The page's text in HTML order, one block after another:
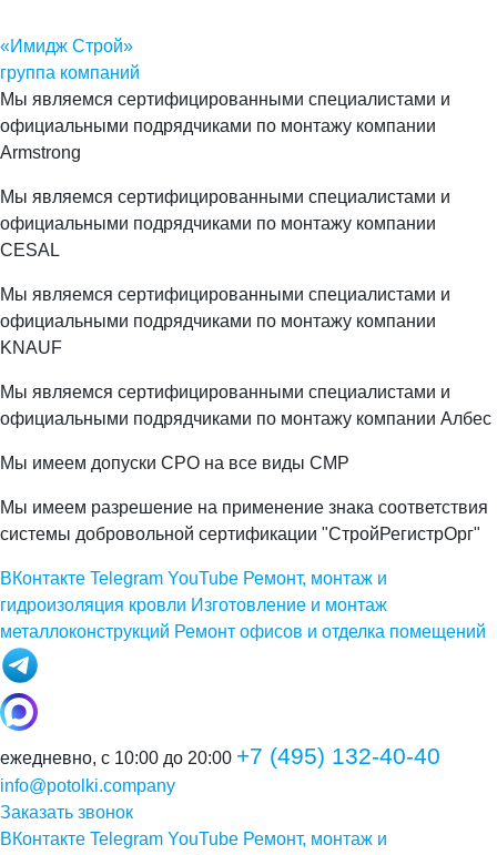
«Имидж Строй»
группа компаний
Мы являемся сертифицированными специалистами и
официальными подрядчиками по монтажу компании
Armstrong
Мы являемся сертифицированными специалистами и
официальными подрядчиками по монтажу компании
CESAL
Мы являемся сертифицированными специалистами и
официальными подрядчиками по монтажу компании
KNAUF
Мы являемся сертифицированными специалистами и
официальными подрядчиками по монтажу компании Албес
Мы имеем допуски СРО на все виды СМР
Мы имеем разрешение на применение знака соответствия
системы добровольной сертификации "СтройРегистрОрг"
ВКонтакте Telegram YouTube Ремонт, монтаж и
гидроизоляция кровли Изготовление и монтаж
металлоконструкций Ремонт офисов и отделка помещений
ежедневно, с 10:00 до 20:00 +7 (495) 132-40-40
info@potolki.company
Заказать звонок
ВКонтакте Telegram YouTube Ремонт, монтаж и